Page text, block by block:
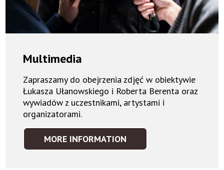
Multimedia
Zapraszamy do obejrzenia zdjęć w obiektywie
Łukasza Ułanowskiego i Roberta Berenta oraz
wywiadów z uczestnikami, artystami i
organizatorami.
MORE INFORMATION
MULTIMEDIA